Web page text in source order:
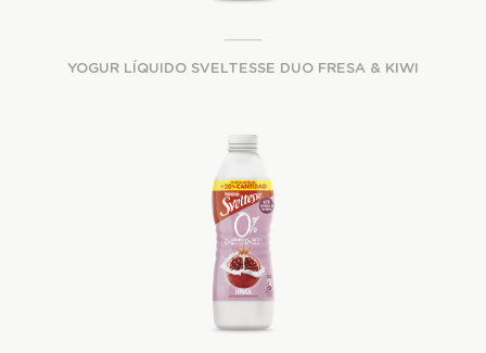
YOGUR LÍQUIDO SVELTESSE DUO FRESA & KIWI